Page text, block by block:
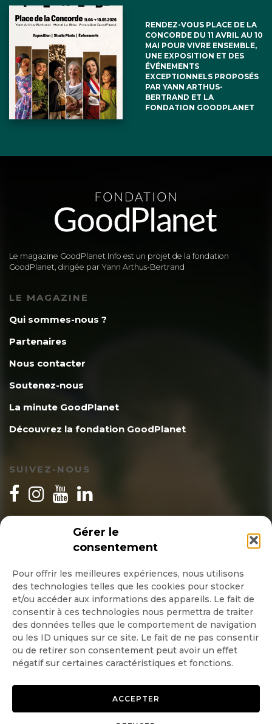
Gérer le
consentement
Pour offrir les meilleures expériences, nous utilisons
des technologies telles que les cookies pour stocker
et/ou accéder aux informations des appareils. Le fait de
consentir à ces technologies nous permettra de traiter
des données telles que le comportement de navigation
ou les ID uniques sur ce site. Le fait de ne pas consentir
ou de retirer son consentement peut avoir un effet
négatif sur certaines caractéristiques et fonctions.
ACCEPTER
RENDEZ-VOUS PLACE DE LA
CONCORDE DU 11 AVRIL AU 10
MAI POUR VIVRE ENSEMBLE,
UNE EXPOSITION ET DES
ÉVÉNEMENTS
EXCEPTIONNELS PROPOSÉS
PAR YANN ARTHUS-
BERTRAND ET LA
FONDATION GOODPLANET
Le magazine GoodPlanet Info est un projet de la fondation
GoodPlanet, dirigée par Yann Arthus-Bertrand
LE MAGAZINE
Qui sommes-nous ?
Partenaires
Nous contacter
Soutenez-nous
La minute GoodPlanet
Découvrez la fondation GoodPlanet
SUIVEZ-NOUS
INSCRIPTION NEWSLETTER
Quotidienne
Hebdo
OK